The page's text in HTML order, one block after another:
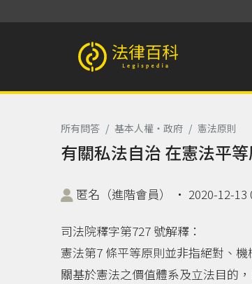
法律百科 Legispedia
所有問答 / 基本人權‧政府 / 憲法原則
有關私法自治 在憲法平
匿名（進階會員） ‧ 2020-12-13
司法院釋字第727 號解釋：
憲法第7 條平等原則並非指絕對、
關基於憲法之價值體系及立法目的